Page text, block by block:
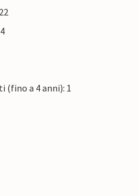
(fino a 4 anni): 1